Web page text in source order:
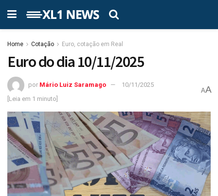
Home Cotação Euro, cotação em Real
Euro do dia 10/11/2025
por Mário Luiz Saramago
10/11/2025
[Leia em 1 minuto]
AA